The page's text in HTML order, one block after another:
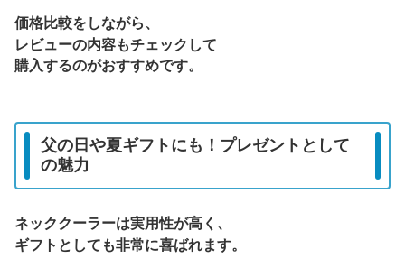
価格比較をしながら、
レビューの内容もチェックして
購入するのがおすすめです。
父の日や夏ギフトにも！プレゼントとして
の魅力
ネッククーラーは実用性が高く、
ギフトとしても非常に喜ばれます。